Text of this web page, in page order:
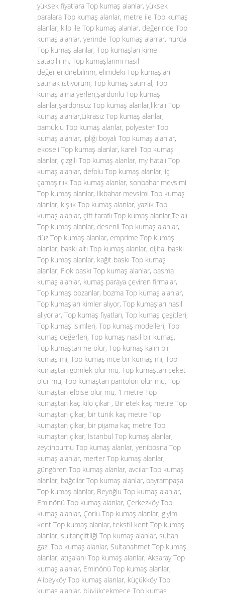
yüksek fiyatlara Top kumaş alanlar, yüksek
paralara Top kumaş alanlar, metre ile Top kumaş
alanlar, kilo ile Top kumaş alanlar, değerinde Top
kumaş alanlar, yerinde Top kumaş alanlar, hurda
Top kumaş alanlar, Top kumaşları kime
satabilirim, Top kumaşlarımı nasıl
değerlendirebilirim, elimdeki Top kumaşları
satmak istiyorum, Top kumaş satın al, Top
kumaş alma yerleri,şardonlu Top kumaş
alanlar,şardonsuz Top kumaş alanlar,likralı Top
kumaş alanlar,Likrasız Top kumaş alanlar,
pamuklu Top kumaş alanlar, polyester Top
kumaş alanlar, ipliği boyalı Top kumaş alanlar,
ekoseli Top kumaş alanlar, kareli Top kumaş
alanlar, çizgili Top kumaş alanlar, my hatalı Top
kumaş alanlar, defolu Top kumaş alanlar, iç
çamaşırlık Top kumaş alanlar, sonbahar mevsimi
Top kumaş alanlar, ilkbahar mevsimi Top kumaş
alanlar, kışlık Top kumaş alanlar, yazlık Top
kumaş alanlar, çift taraflı Top kumaş alanlar,Telalı
Top kumaş alanlar, desenli Top kumaş alanlar,
düz Top kumaş alanlar, emprime Top kumaş
alanlar, baskı altı Top kumaş alanlar, dijital baskı
Top kumaş alanlar, kağıt baskı Top kumaş
alanlar, Flok baskı Top kumaş alanlar, basma
kumaş alanlar, kumaş paraya çeviren firmalar,
Top kumaş bozanlar, bozma Top kumaş alanlar,
Top kumaşları kimler alıyor, Top kumaşları nasıl
alıyorlar, Top kumaş fiyatları, Top kumaş çeşitleri,
Top kumaş isimleri, Top kumaş modelleri, Top
kumaş değerleri, Top kumaş nasıl bir kumaş,
Top kumaştan ne olur, Top kumaş kalın bir
kumaş mı, Top kumaş ince bir kumaş mı, Top
kumaştan gömlek olur mu, Top kumaştan ceket
olur mu, Top kumaştan pantolon olur mu, Top
kumaştan elbise olur mu, 1 metre Top
kumaştan kaç kilo çıkar , Bir etek kaç metre Top
kumaştan çıkar, bir tunik kaç metre Top
kumaştan çıkar, bir pijama kaç metre Top
kumaştan çıkar, İstanbul Top kumaş alanlar,
zeytinburnu Top kumaş alanlar, yenibosna Top
kumaş alanlar, merter Top kumaş alanlar,
güngören Top kumaş alanlar, avcılar Top kumaş
alanlar, bağcılar Top kumaş alanlar, bayrampaşa
Top kumaş alanlar, Beyoğlu Top kumaş alanlar,
Eminönü Top kumaş alanlar, Çerkezköy Top
kumaş alanlar, Çorlu Top kumaş alanlar, giyim
kent Top kumaş alanlar, tekstil kent Top kumaş
alanlar, sultançiftliği Top kumaş alanlar, sultan
gazi Top kumaş alanlar, Sultanahmet Top kumaş
alanlar, atışalanı Top kumaş alanlar, Aksaray Top
kumaş alanlar, Eminönü Top kumaş alanlar,
Alibeyköy Top kumaş alanlar, küçükköy Top
kumaş alanlar, büyükçekmece Top kumaş